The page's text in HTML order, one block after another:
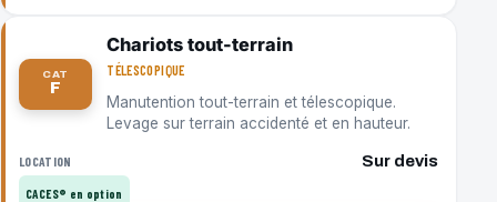
CAT
F
Chariots tout-terrain
TÉLESCOPIQUE
Manutention tout-terrain et télescopique.
Levage sur terrain accidenté et en hauteur.
LOCATION Sur devis
CACES® en option